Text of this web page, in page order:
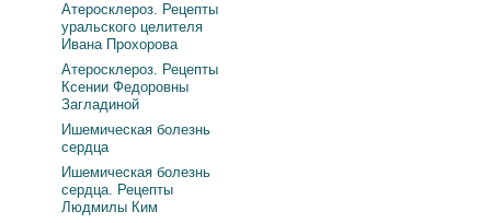
Атеросклероз. Рецепты
уральского целителя
Ивана Прохорова
Атеросклероз. Рецепты
Ксении Федоровны
Загладиной
Ишемическая болезнь
сердца
Ишемическая болезнь
сердца. Рецепты
Людмилы Ким